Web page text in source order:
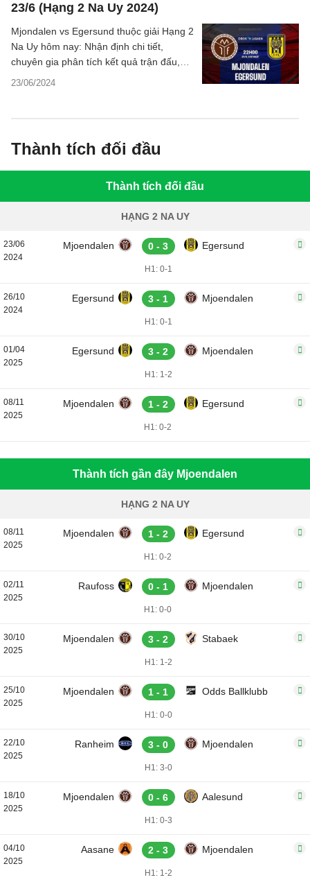
23/6 (Hạng 2 Na Uy 2024)
23/06/2024
Mjondalen vs Egersund thuộc giải Hạng 2
Na Uy hôm nay: Nhận định chi tiết,
chuyên gia phân tích kết quả trận đấu,
dự đoán kết quả, thống kê hai đội.
Thành tích đối đầu
Thành tích đối đầu
HẠNG 2 NA UY
23/06
2024
Mjoendalen 0 - 3 Egersund
H1: 0-1
26/10
2024
Egersund 3 - 1 Mjoendalen
H1: 0-1
01/04
2025
Egersund 3 - 2 Mjoendalen
H1: 1-2
08/11
2025
Mjoendalen 1 - 2 Egersund
H1: 0-2
Thành tích gần đây Mjoendalen
HẠNG 2 NA UY
08/11
2025
Mjoendalen 1 - 2 Egersund
H1: 0-2
02/11
2025
Raufoss 0 - 1 Mjoendalen
H1: 0-0
30/10
2025
Mjoendalen 3 - 2 Stabaek
H1: 1-2
25/10
2025
Mjoendalen 1 - 1 Odds Ballklubb
H1: 0-0
22/10
2025
Ranheim 3 - 0 Mjoendalen
H1: 3-0
18/10
2025
Mjoendalen 0 - 6 Aalesund
H1: 0-3
04/10
2025
Aasane 2 - 3 Mjoendalen
H1: 1-2